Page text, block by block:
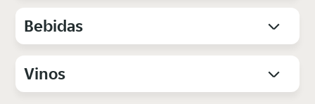
Bebidas
Vinos